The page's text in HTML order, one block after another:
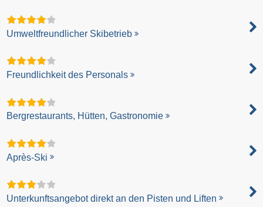
Umweltfreundlicher Skibetrieb
Freundlichkeit des Personals
Bergrestaurants, Hütten, Gastronomie
Après-Ski
Unterkunftsangebot direkt an den Pisten und Liften